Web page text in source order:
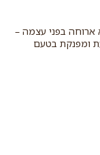
ארוחה בפני עצמה –
ומפנקת בטעם